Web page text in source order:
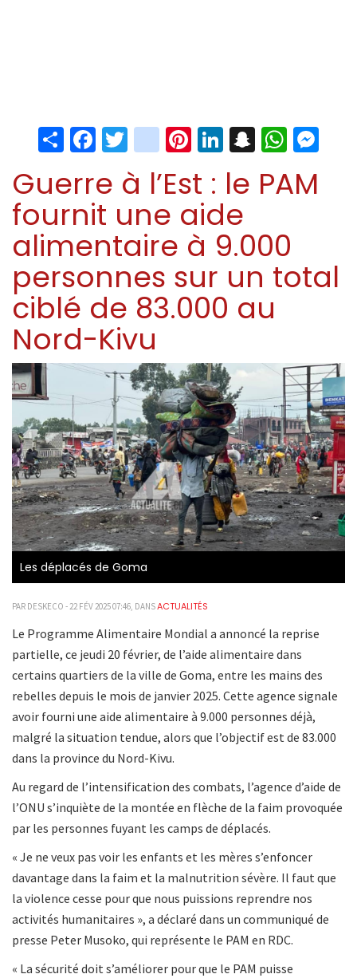
ShareFacebook
Twitter
instagram
Pinterest
LinkedIn
Snapchat
Guerre à l’Est : le PAM
fournit une aide
alimentaire à 9.000
personnes sur un total
ciblé de 83.000 au
Nord-Kivu
Les déplacés de Goma
PAR DESKECO - 22 FÉV 2025 07:46, DANSACTUALITÉS
Le Programme Alimentaire Mondial a annoncé la reprise
partielle, ce jeudi 20 février, de l’aide alimentaire dans
certains quartiers de la ville de Goma, entre les mains des
rebelles depuis le mois de janvier 2025. Cette agence signale
avoir fourni une aide alimentaire à 9.000 personnes déjà,
malgré la situation tendue, alors que l’objectif est de 83.000
dans la province du Nord-Kivu.
Au regard de l’intensification des combats, l’agence d’aide de
l’ONU s’inquiète de la montée en flèche de la faim provoquée
par les personnes fuyant les camps de déplacés.
« Je ne veux pas voir les enfants et les mères s’enfoncer
davantage dans la faim et la malnutrition sévère. Il faut que
la violence cesse pour que nous puissions reprendre nos
activités humanitaires », a déclaré dans un communiqué de
presse Peter Musoko, qui représente le PAM en RDC.
« La sécurité doit s’améliorer pour que le PAM puisse